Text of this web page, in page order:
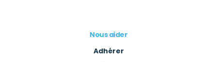
Nous aider
Adhérer